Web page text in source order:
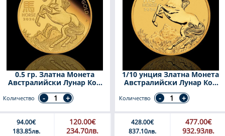
0.5 гр. Златна Монета
Австралийски Лунар Кон
2026
Количество
94.00€
183.85лв.
120.00€
234.70лв.
1/10 унция Златна Монета
Австралийски Лунар Кон
2026
Количество
428.00€
837.10лв.
477.00€
932.93лв.